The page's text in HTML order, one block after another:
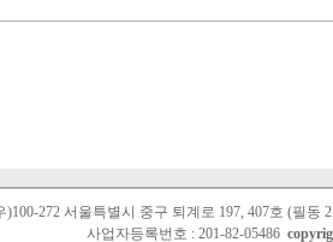
)100-272 서울특별시 중구 퇴계로 197, 407호 (필동
사업자등록번호 : 201-82-05486